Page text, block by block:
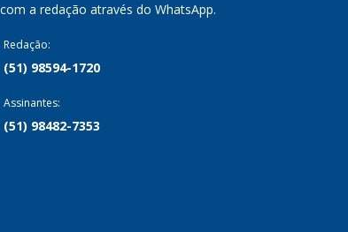
a redação através do WhatsApp.
Redação:
(51) 98594-1720
Assinantes:
(51) 98482-7353